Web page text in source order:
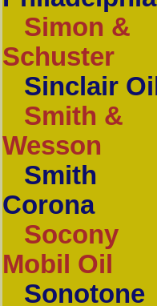
Simon &
Schuster
Sinclair Oil
Smith &
Wesson
Smith
Corona
Socony
Mobil Oil
Sonotone